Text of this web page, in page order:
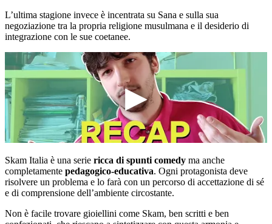
L’ultima stagione invece è incentrata su Sana e sulla sua
negoziazione tra la propria religione musulmana e il desiderio di
integrazione con le sue coetanee.
Skam Italia è una serie ricca di spunti comedy ma anche
completamente pedagogico-educativa. Ogni protagonista deve
risolvere un problema e lo farà con un percorso di accettazione di sé
e di comprensione dell’ambiente circostante.
Non è facile trovare gioiellini come Skam, ben scritti e ben